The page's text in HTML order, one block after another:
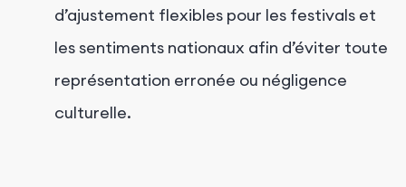
d’ajustement flexibles pour les festivals et
les sentiments nationaux afin d’éviter toute
représentation erronée ou négligence
culturelle.